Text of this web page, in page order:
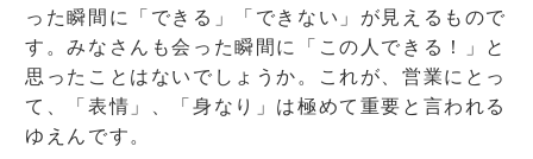
った瞬間に「できる」「できない」が見えるもので
す。みなさんも会った瞬間に「この人できる！」と
思ったことはないでしょうか。これが、営業にとっ
て、「表情」、「身なり」は極めて重要と言われる
ゆえんです。